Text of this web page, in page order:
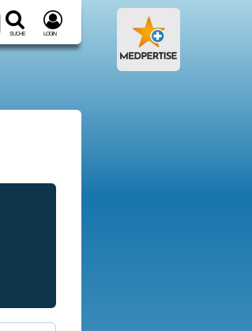
Suche Login